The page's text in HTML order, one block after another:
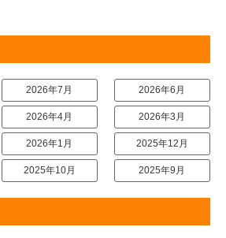
2026年7月 2026年6月
2026年4月 2026年3月
2026年1月 2025年12月
2025年10月 2025年9月